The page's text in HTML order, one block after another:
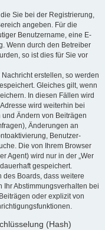
Sie bei der Registrierung,
angeben. Für die
Benutzername, eine E-
Wenn durch den Betreiber
so ist dies für Sie vor
erstellen, so werden
Gleiches gilt, wenn
In diesen Fällen wird
wird weiterhin bei
Ändern von Beiträgen
Änderungen an
Benutzer-
Die von Ihrem Browser
Agent) wird nur in der „Wer
gespeichert.
Boards, dass weitere
Ihr Abstimmungsverhalten bei
oder explizit von
(Hash)